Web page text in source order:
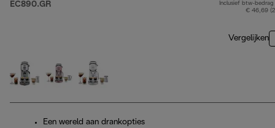
EC890.GR
Inclusief btw-bedrag
€ 46,69
Vergelijken
Een wereld aan drankopties